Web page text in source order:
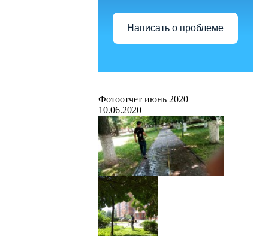
Написать о проблеме
Фотоотчет июнь 2020
10.06.2020